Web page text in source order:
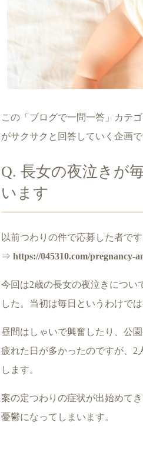
この「ブログで一問一答」カテ
がサクサクと回答していく企画で
Q. 長女の夜泣きが
います
以前つわりの件で応募した者です
⇒ https://045310.com/pregnancy-
今回は2歳の長女の夜泣きについ
した。当初は毎日というわけで
昼間はしゃいで興奮したり、公
疲れた日が多かったのですが、2
します。
案の定つわりの症状が出始めて
憂鬱になってしまいます。